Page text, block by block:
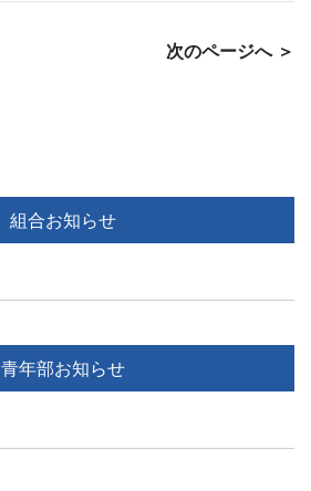
次のページへ ＞
組合お知らせ
青年部お知らせ